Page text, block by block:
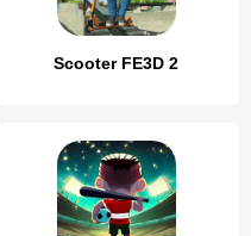
Scooter FE3D 2